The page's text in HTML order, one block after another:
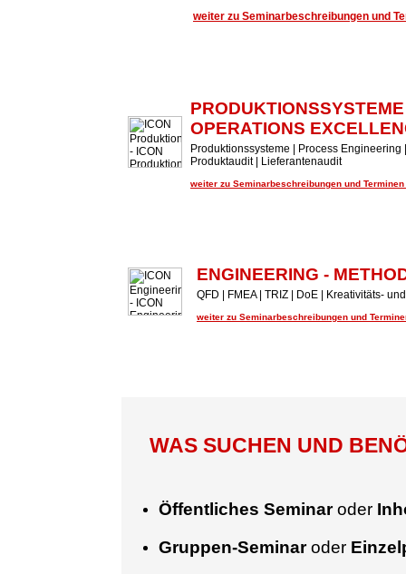
weiter zu Seminarbeschreibungen und
OPERATIONS
Produktionssysteme | Process
Produktaudit | Lieferantenaudit
weiter zu Seminarbeschreibungen und Terminen
ENGINEERING -
QFD | FMEA | TRIZ | DoE | Kreativitäts-
weiter zu Seminarbeschreibungen und
WAS SUCHEN UND
Öffentliches Seminaroder
Gruppen-Seminaroder